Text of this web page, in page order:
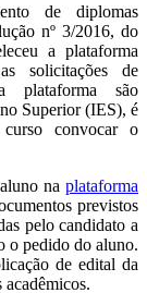
de diplomas
nº 3/2016, do
a plataforma
solicitações de
plataforma são
Superior (IES), é
convocar o
na plataforma
previstos
pelo candidato a
o pedido do aluno.
de edital da
acadêmicos.